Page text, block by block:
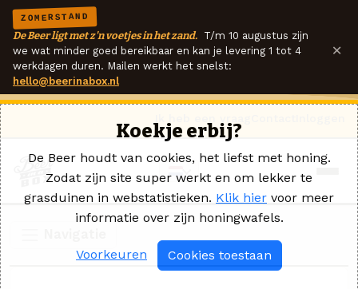
ZOMERSTAND
De Beer ligt met z'n voetjes in het zand. T/m 10 augustus zijn
we wat minder goed bereikbaar en kan je levering 1 tot 4
werkdagen duren. Mailen werkt het snelst:
hello@beerinabox.nl
×
Koekje erbij?
De Beer houdt van cookies, het liefst met honing.
Zodat zijn site super werkt en om lekker te
grasduinen in webstatistieken. Klik hier voor meer
informatie over zijn honingwafels.
Voorkeuren Cookies toestaan